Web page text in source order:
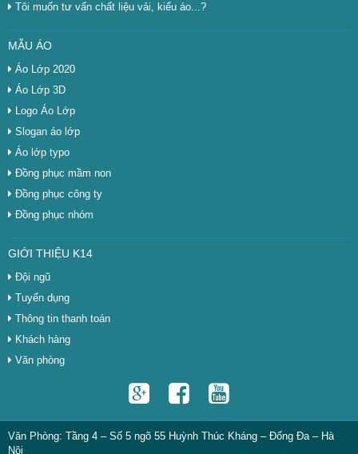
Tôi muốn tư vấn chất liệu vải, kiểu áo...?
MẪU ÁO
Áo Lớp 2020
Áo Lớp 3D
Logo Áo Lớp
Slogan áo lớp
Áo lớp typo
Đồng phục mầm non
Đồng phục công ty
Đồng phục nhóm
GIỚI THIỆU K14
Đội ngũ
Tuyển dụng
Thông tin thanh toán
Khách hàng
Văn phòng
Văn Phòng: Tầng 4 – Số 5 ngõ 55 Huỳnh Thúc Kháng – Đống Đa – Hà
Nội